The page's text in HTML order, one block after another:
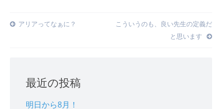
Post
アリアってなぁに？
こういうのも、良い先生の定義だ
と思います
最近の投稿
明日から8月！